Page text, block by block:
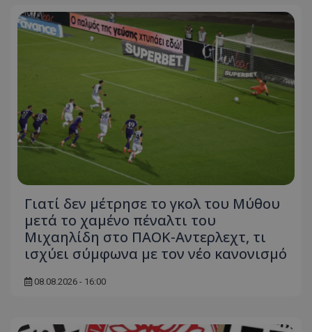
Γιατί δεν μέτρησε το γκολ του Μύθου
μετά το χαμένο πέναλτι του
Μιχαηλίδη στο ΠΑΟΚ-Αντερλεχτ, τι
ισχύει σύμφωνα με τον νέο κανονισμό
08.08.2026 - 16:00